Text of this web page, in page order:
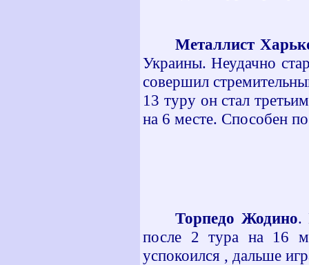
Металлист
Украины. Неудачно
совершил
13 туру он стал
на 6 месте. Способен
Торпедо Жодино.
после 2 тура на 16
успокоился , дальше